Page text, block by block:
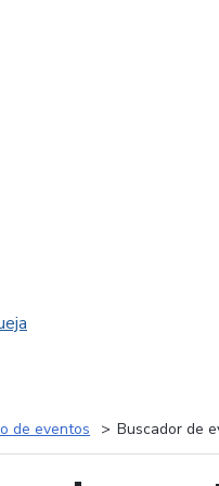
de eventos Buscador de